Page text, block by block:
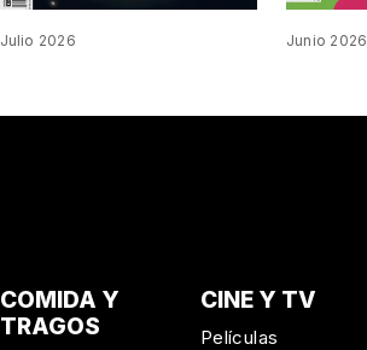
Julio 2026 Junio 2026
COMIDA Y
TRAGOS
CINE Y TV
Películas